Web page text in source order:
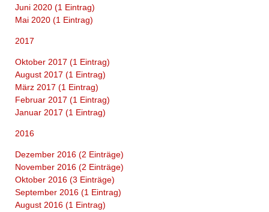
Juni 2020 (1 Eintrag)
Mai 2020 (1 Eintrag)
2017
Oktober 2017 (1 Eintrag)
August 2017 (1 Eintrag)
März 2017 (1 Eintrag)
Februar 2017 (1 Eintrag)
Januar 2017 (1 Eintrag)
2016
Dezember 2016 (2 Einträge)
November 2016 (2 Einträge)
Oktober 2016 (3 Einträge)
September 2016 (1 Eintrag)
August 2016 (1 Eintrag)